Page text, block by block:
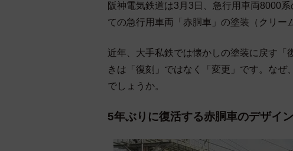
阪神電気鉄道は3月3日、急行用車両8000
ての急行用車両「赤胴車」の塗装（クリー
近年、大手私鉄では懐かしの塗装に戻す
きは「復刻」ではなく「変更」です。な
でしょうか。
5年ぶりに復活する赤胴車のデザイ